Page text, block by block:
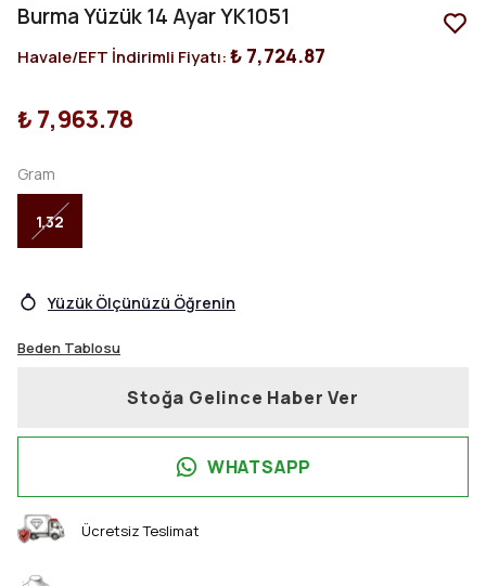
Burma Yüzük 14 Ayar YK1051
Havale/EFT İndirimli Fiyatı:₺ 7,724.87
₺ 7,963.78
Gram
1,32
Yüzük Ölçünüzü Öğrenin
Beden Tablosu
Stoğa Gelince Haber Ver
WHATSAPP
Ücretsiz Teslimat